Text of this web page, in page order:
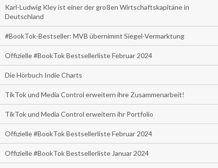
Karl-Ludwig Kley ist einer der großen Wirtschaftskapitäne in
Deutschland
#BookTok-Bestseller: MVB übernimmt Siegel-Vermarktung
Offizielle #BookTok Bestsellerliste Februar 2024
Die Hörbuch Indie Charts
TikTok und Media Control erweitern ihre Zusammenarbeit!
TikTok und Media Control erweitern ihr Portfolio
Offizielle #BookTok Bestsellerliste Februar 2024
Offizielle #BookTok Bestsellerliste Januar 2024